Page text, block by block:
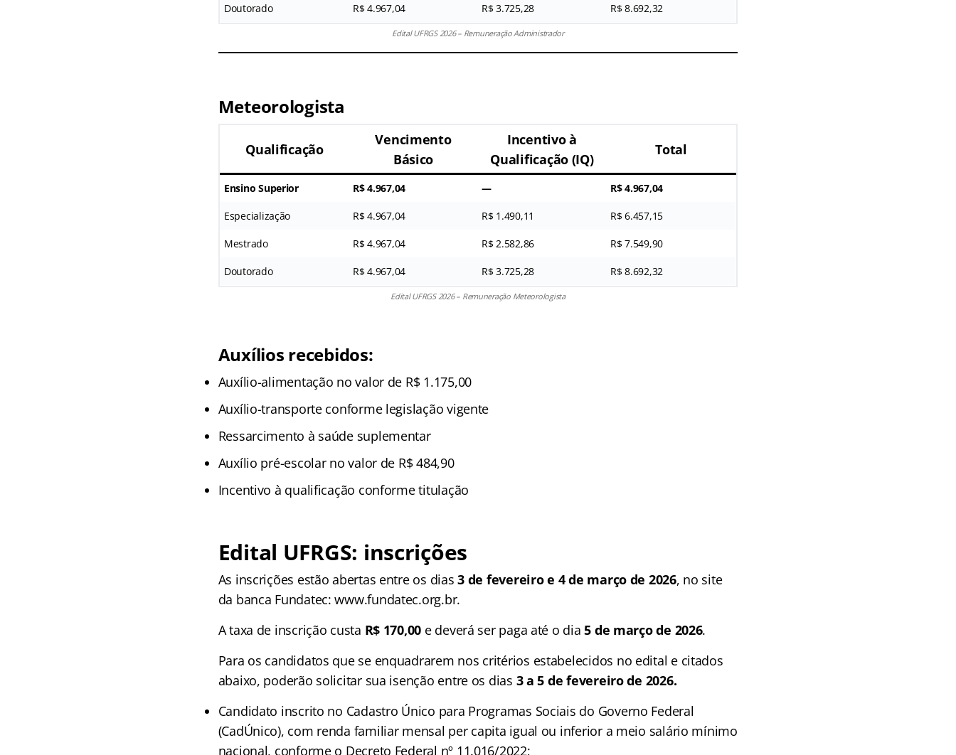
Doutorado R$ 4.967,04 R$ 3.725,28 R$ 8.692,32
Edital UFRGS 2026 – Remuneração Administrador
Meteorologista
Qualificação
Vencimento
Básico
Incentivo à
Qualificação (IQ)
Total
Ensino Superior R$ 4.967,04 — R$ 4.967,04
Especialização R$ 4.967,04 R$ 1.490,11 R$ 6.457,15
Mestrado R$ 4.967,04 R$ 2.582,86 R$ 7.549,90
Doutorado R$ 4.967,04 R$ 3.725,28 R$ 8.692,32
Edital UFRGS 2026 – Remuneração Meteorologista
Auxílios recebidos:
Auxílio-alimentação no valor de R$ 1.175,00
Auxílio-transporte conforme legislação vigente
Ressarcimento à saúde suplementar
Auxílio pré-escolar no valor de R$ 484,90
Incentivo à qualificação conforme titulação
Edital UFRGS: inscrições
As inscrições estão abertas entre os dias3 de fevereiro e 4 de março de 2026, no site
da banca Fundatec: www.fundatec.org.br.
A taxa de inscrição custa R$ 170,00 e deverá ser paga até o dia5 de março de 2026.
Para os candidatos que se enquadrarem nos critérios estabelecidos no edital e citados
abaixo, poderão solicitar sua isenção entre os dias 3 a 5 de fevereiro de 2026.
Candidato inscrito no Cadastro Único para Programas Sociais do Governo Federal
(CadÚnico), com renda familiar mensal per capita igual ou inferior a meio salário mínimo
nacional, conforme o Decreto Federal nº 11.016/2022;